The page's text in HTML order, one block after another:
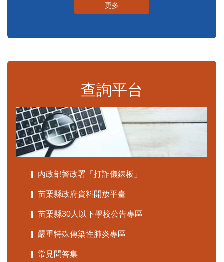
更多
查詢平台
內政部警政署「打詐儀錶板」
苗栗縣政府資料開放平臺
苗栗縣30人以下學校公告專區
嚴重特殊傳染性肺炎專區
常見問答集